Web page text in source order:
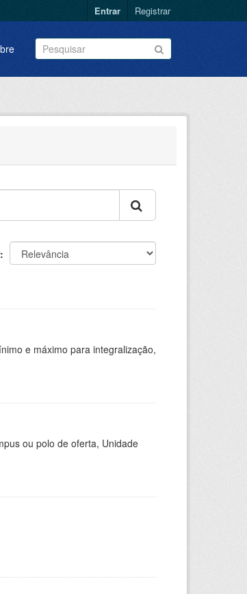
Entrar Registrar
e máximo para integralização,
ou polo de oferta, Unidade